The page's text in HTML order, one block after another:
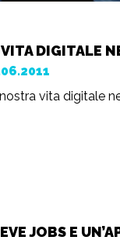
VITA DIGITALE
vita digitale
JOBS E